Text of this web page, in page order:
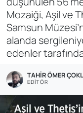
Mozaiği, Aşil ve
Samsun
alanda
edenler
TAHIR ÖMER
EDITÖR
Ekonomi
Genel
Gündem
Özel Haber